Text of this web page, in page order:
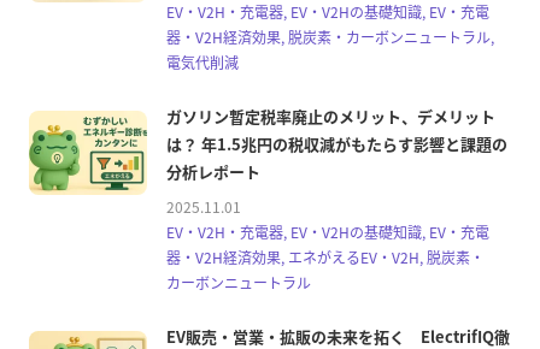
EV・V2H・充電器, EV・V2Hの基礎知識, EV・充電
器・V2H経済効果, 脱炭素・カーボンニュートラル,
電気代削減
ガソリン暫定税率廃止のメリット、デメリット
は？ 年1.5兆円の税収減がもたらす影響と課題の
分析レポート
2025.11.01
EV・V2H・充電器, EV・V2Hの基礎知識, EV・充電
器・V2H経済効果, エネがえるEV・V2H, 脱炭素・
カーボンニュートラル
EV販売・営業・拡販の未来を拓く ElectrifIQ徹